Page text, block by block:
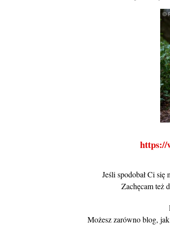
https://
Jeśli spodobał Ci
Zachęcam też
Możesz zarówno blog,